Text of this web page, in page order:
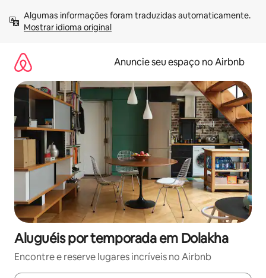
para
Mostrar idioma original
Anuncie seu espaço no Airbnb
Aluguéis por temporada em Dolakha
Encontre e reserve lugares incríveis no Airbnb